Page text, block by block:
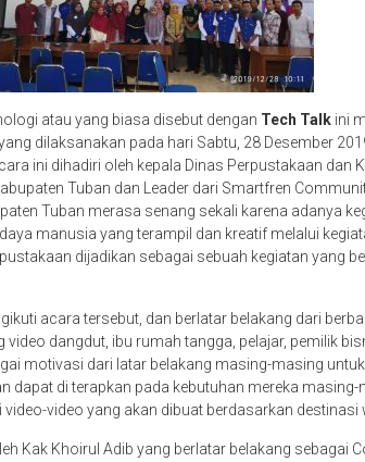
atau yang biasa disebut dengan Tech Talk ini
dilaksanakan pada hari Sabtu, 28 Desember
ini dihadiri oleh kepala Dinas Perpustakaan dan
Tuban dan Leader dari Smartfren
Tuban merasa senang sekali karena adanya
manusia yang terampil dan kreatif melalui
dijadikan sebagai sebuah kegiatan yang
acara tersebut, dan berlatar belakang dari
dangdut, ibu rumah tangga, pelajar, pemilik
motivasi dari latar belakang masing-masing
dapat di terapkan pada kebutuhan mereka masing-
video yang akan dibuat berdasarkan destinasi
Kak Khoirul Adib yang berlatar belakang sebagai